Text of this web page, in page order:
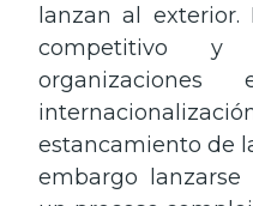
lanzan al
competitivo y
estancamiento de
embargo